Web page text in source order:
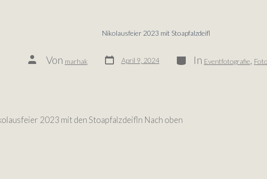
Nikolausfeier 2023 mit Stoapfalzdeifl
Von marhak April 9, 2024 In Eventfotografie
2023 mit den Stoapfalzdeifln Nach oben